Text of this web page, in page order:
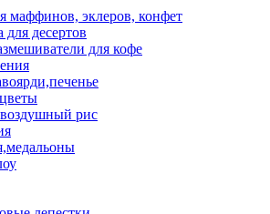
эклеров, конфет
десертов
для кофе
рис